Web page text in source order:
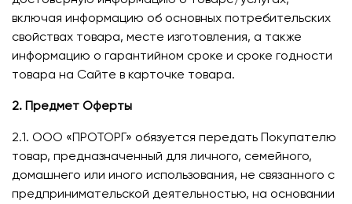
включая информацию об основных потребительских
свойствах товара, месте изготовления, а также
информацию о гарантийном сроке и сроке годности
товара на Сайте в карточке товара.
2. Предмет Оферты
2.1. ООО «ПРОТОРГ» обязуется передать Покупателю
товар, предназначенный для личного, семейного,
домашнего или иного использования, не связанного с
предпринимательской деятельностью, на основании